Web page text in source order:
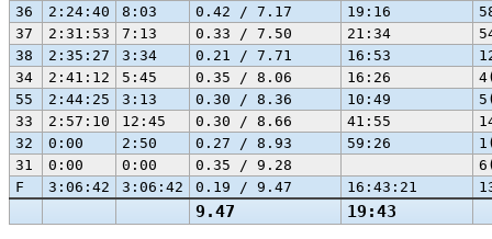
9.47 19:43
36
2:24:40 8:03 0.42 / 7.17 19:16
37
2:31:53 7:13 0.33 / 7.50 21:34
38
2:35:27 3:34 0.21 / 7.71 16:53
34
2:41:12 5:45 0.35 / 8.06 16:26
55
2:44:25 3:13 0.30 / 8.36 10:49
33
2:57:10 12:45 0.30 / 8.66 41:55
32
0:00 2:50 0.27 / 8.93 59:26
31
0:00 0:00 0.35 / 9.28
F
3:06:42 3:06:42 0.19 / 9.47 16:43:21